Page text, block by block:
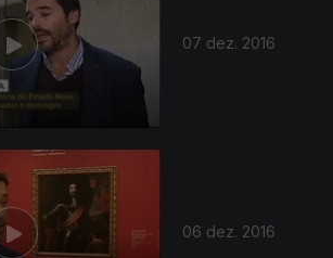
07 dez. 2016
06 dez. 2016